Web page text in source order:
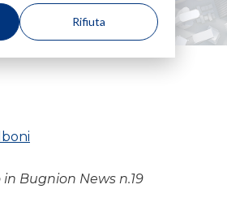
Rifiuta
Bugnion News n.19